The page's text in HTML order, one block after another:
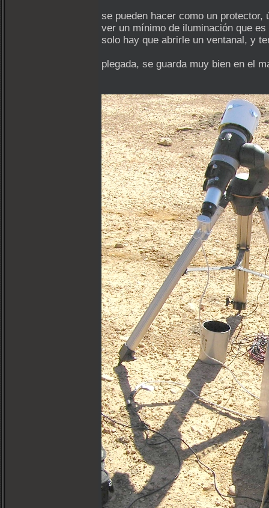
se pueden hacer como un
ver un mínimo de iluminación que
solo hay que abrirle un ventanal, y
plegada, se guarda muy bien en el